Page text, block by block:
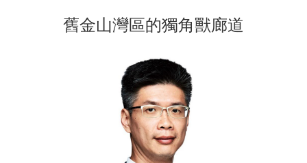
舊金山灣區的獨角獸廊道